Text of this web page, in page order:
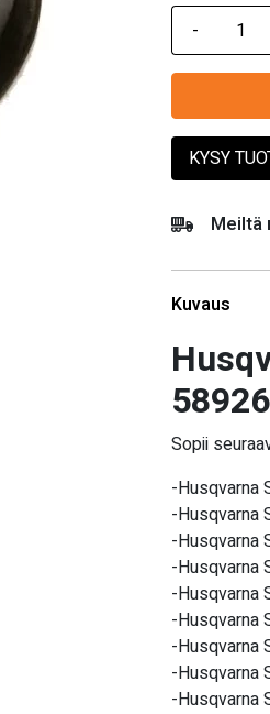
KYSY
Meiltä
Kuvaus
Sopii
-Husqvarna
-Husqvarna
-Husqvarna
-Husqvarna
-Husqvarna
-Husqvarna
-Husqvarna
-Husqvarna
-Husqvarna